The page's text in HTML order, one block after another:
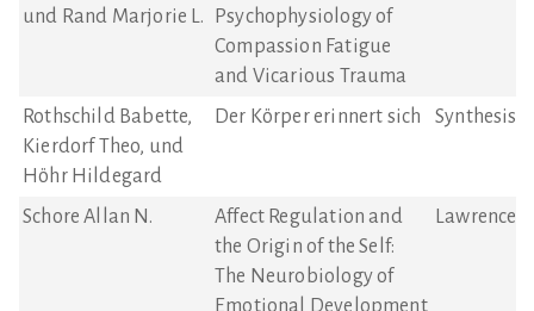
und Rand Marjorie L.
Psychophysiology of
Compassion Fatigue
and Vicarious Trauma
Rothschild Babette,
Kierdorf Theo, und
Höhr Hildegard
Der Körper erinnert sich Synthesis
Schore Allan N.
Affect Regulation and
the Origin of the Self:
The Neurobiology of
Emotional Development
Lawrence